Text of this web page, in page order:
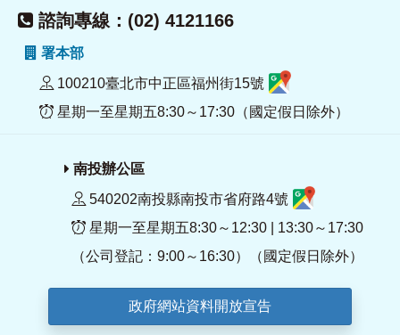
諮詢專線：(02) 4121166
署本部
100210臺北市中正區福州街15號
星期一至星期五8:30～17:30（國定假日除外）
南投辦公區
540202南投縣南投市省府路4號
星期一至星期五8:30～12:30 | 13:30～17:30
（公司登記：9:00～16:30）（國定假日除外）
政府網站資料開放宣告